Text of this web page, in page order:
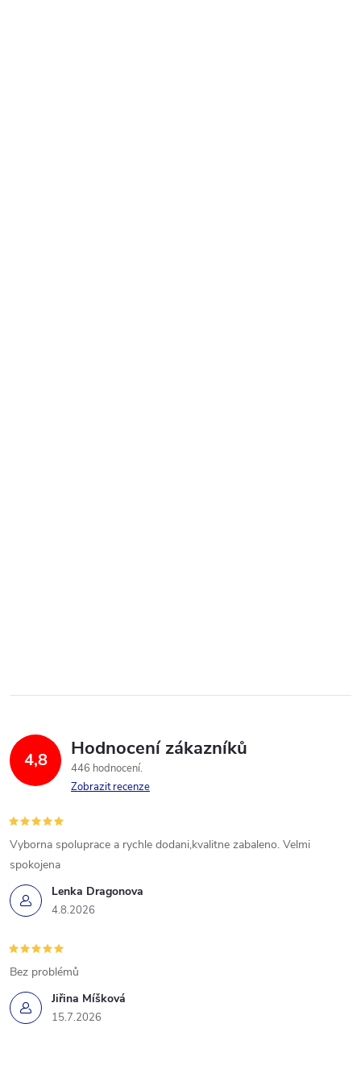
4,8 Hodnocení zákazníků
446 hodnocení
Zobrazit recenze
Lenka Dragonova
4.8.2026
Vyborna spoluprace a rychle dodani,kvalitne zabaleno. Velmi
spokojena
Jiřina Míšková
15.7.2026
Bez problémů